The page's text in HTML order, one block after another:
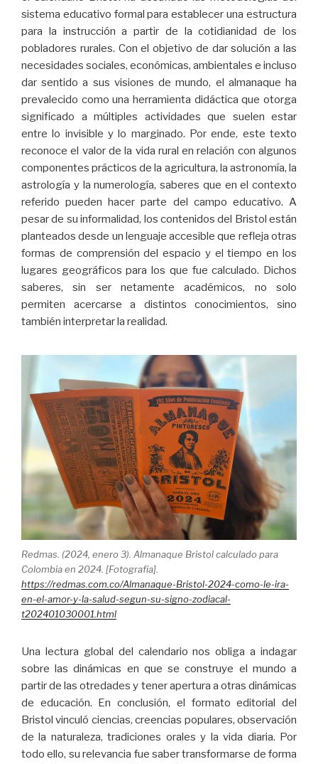
sistema educativo formal para establecer una estructura
para la instrucción a partir de la cotidianidad de los
pobladores rurales. Con el objetivo de dar solución a las
necesidades sociales, económicas, ambientales e incluso
dar sentido a sus visiones de mundo, el almanaque ha
prevalecido como una herramienta didáctica que otorga
significado a múltiples actividades que suelen estar
entre lo invisible y lo marginado. Por ende, este texto
reconoce el valor de la vida rural en relación con algunos
componentes prácticos de la agricultura, la astronomía, la
astrología y la numerología, saberes que en el contexto
referido pueden hacer parte del campo educativo. A
pesar de su informalidad, los contenidos del Bristol están
planteados desde un lenguaje accesible que refleja otras
formas de comprensión del espacio y el tiempo en los
lugares geográficos para los que fue calculado. Dichos
saberes, sin ser netamente académicos, no solo
permiten acercarse a distintos conocimientos, sino
también interpretar la realidad.
Redmas. (2024, enero 3). Almanaque Bristol calculado para
Colombia en 2024. [Fotografía].
https://redmas.com.co/Almanaque-Bristol-2024-como-le-ira-
en-el-amor-y-la-salud-segun-su-signo-zodiacal-
t202401030001.html
Una lectura global del calendario nos obliga a indagar
sobre las dinámicas en que se construye el mundo a
partir de las otredades y tener apertura a otras dinámicas
de educación. En conclusión, el formato editorial del
Bristol vinculó ciencias, creencias populares, observación
de la naturaleza, tradiciones orales y la vida diaria. Por
todo ello, su relevancia fue saber transformarse de forma